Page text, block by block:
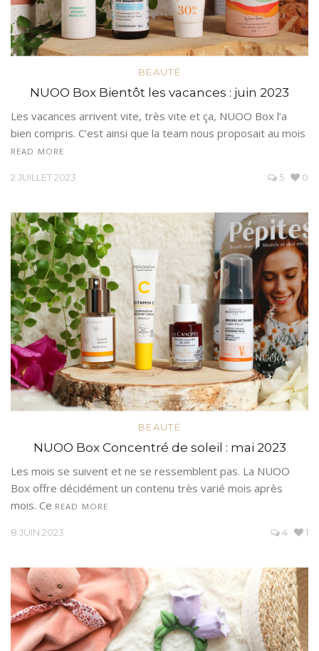
BEAUTÉ
NUOO Box Bientôt les vacances : juin 2023
Les vacances arrivent vite, très vite et ça, NUOO Box l’a
bien compris. C’est ainsi que la team nous proposait au mois
READ MORE
2 JUILLET 2023 5 0
BEAUTÉ
NUOO Box Concentré de soleil : mai 2023
Les mois se suivent et ne se ressemblent pas. La NUOO
Box offre décidément un contenu très varié mois après
mois. Ce READ MORE
8 JUIN 2023 4 1